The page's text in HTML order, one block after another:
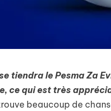
tiendra le Pesma Za
ce qui est très
beaucoup de